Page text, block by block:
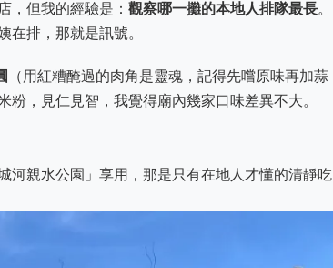
，但我的經驗是： 觀察哪一攤的本地人排隊最長。
在排，那就是訊號。
（用紅糟醃過的肉角是靈魂，記得先嚐原味再加蒜
，見仁見智，我覺得廟內幾家口味差異不大。
河親水公園」享用，那是只有在地人才懂的清靜吃